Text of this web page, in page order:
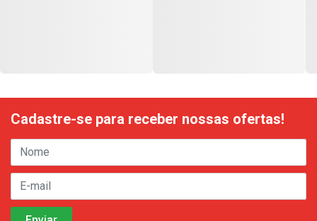
Cadastre-se para receber nossas ofertas!